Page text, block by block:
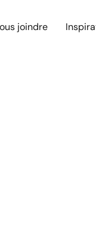
joindre